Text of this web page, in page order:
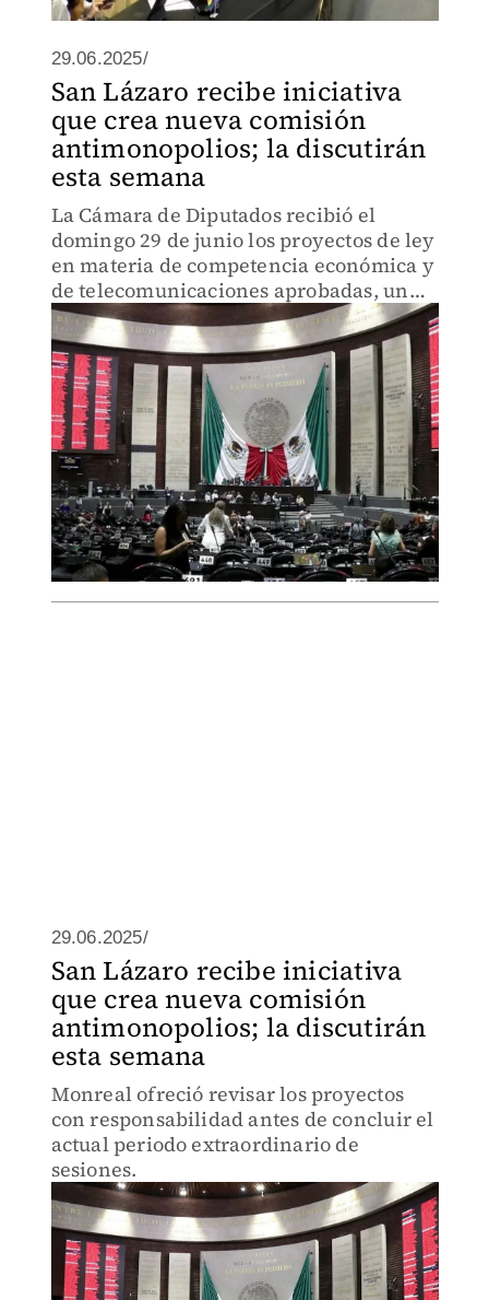
29.06.2025/
San Lázaro recibe iniciativa
que crea nueva comisión
antimonopolios; la discutirán
esta semana
La Cámara de Diputados recibió el
domingo 29 de junio los proyectos de ley
en materia de competencia económica y
de telecomunicaciones aprobadas, un
día antes, por el Senado de la República,
para ser discutidos y votados en el
Palacio de San Lázaro.
29.06.2025/
San Lázaro recibe iniciativa
que crea nueva comisión
antimonopolios; la discutirán
esta semana
Monreal ofreció revisar los proyectos
con responsabilidad antes de concluir el
actual periodo extraordinario de
sesiones.